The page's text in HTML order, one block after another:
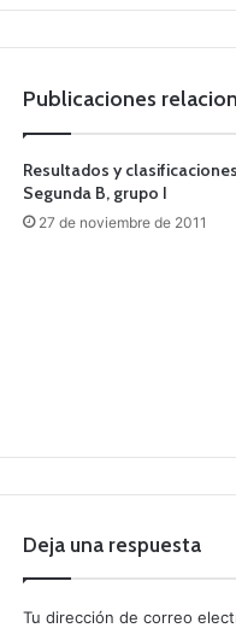
Publicaciones
Resultados y
Segunda B, grupo I
27 de noviembre de 2011
Deja una respuesta
Tu dirección de correo